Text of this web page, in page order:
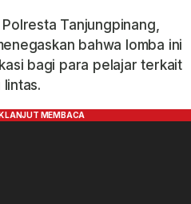
Tanjungpinang,
bahwa lomba ini
bagi para pelajar terkait